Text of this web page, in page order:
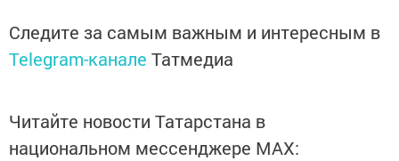
Следите за самым важным и интересным в
Telegram-канале Татмедиа
Читайте новости Татарстана в
национальном мессенджере MАХ: